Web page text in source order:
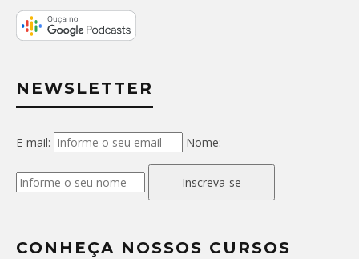
NEWSLETTER
E-mail: Nome:
Inscreva-se
CONHEÇA NOSSOS CURSOS